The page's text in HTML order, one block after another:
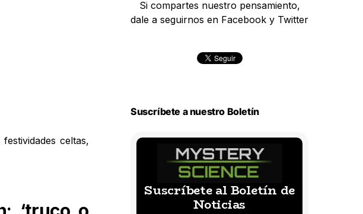
celtas,
Si compartes nuestro pensamiento,
dale a seguirnos en Facebook y Twitter
Suscríbete a nuestro Boletín
Suscríbete al Boletín de
Noticias